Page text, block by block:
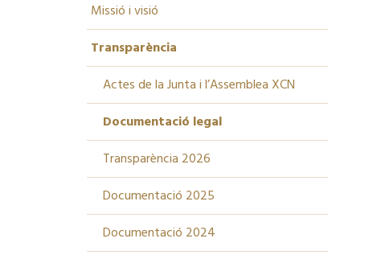
Missió i visió
Transparència
Actes de la Junta i l’Assemblea XCN
Documentació legal
Transparència 2026
Documentació 2025
Documentació 2024